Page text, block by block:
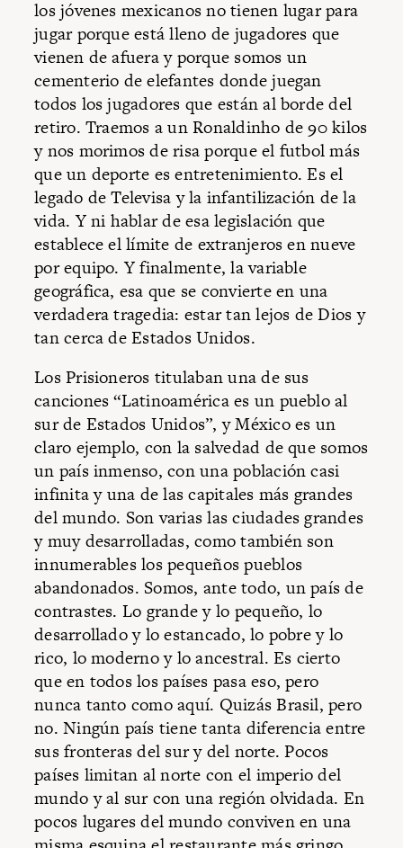
los jóvenes mexicanos no tienen lugar para
jugar porque está lleno de jugadores que
vienen de afuera y porque somos un
cementerio de elefantes donde juegan
todos los jugadores que están al borde del
retiro. Traemos a un Ronaldinho de 90 kilos
y nos morimos de risa porque el futbol más
que un deporte es entretenimiento. Es el
legado de Televisa y la infantilización de la
vida. Y ni hablar de esa legislación que
establece el límite de extranjeros en nueve
por equipo. Y finalmente, la variable
geográfica, esa que se convierte en una
verdadera tragedia: estar tan lejos de Dios y
tan cerca de Estados Unidos.
Los Prisioneros titulaban una de sus
canciones “Latinoamérica es un pueblo al
sur de Estados Unidos”, y México es un
claro ejemplo, con la salvedad de que somos
un país inmenso, con una población casi
infinita y una de las capitales más grandes
del mundo. Son varias las ciudades grandes
y muy desarrolladas, como también son
innumerables los pequeños pueblos
abandonados. Somos, ante todo, un país de
contrastes. Lo grande y lo pequeño, lo
desarrollado y lo estancado, lo pobre y lo
rico, lo moderno y lo ancestral. Es cierto
que en todos los países pasa eso, pero
nunca tanto como aquí. Quizás Brasil, pero
no. Ningún país tiene tanta diferencia entre
sus fronteras del sur y del norte. Pocos
países limitan al norte con el imperio del
mundo y al sur con una región olvidada. En
pocos lugares del mundo conviven en una